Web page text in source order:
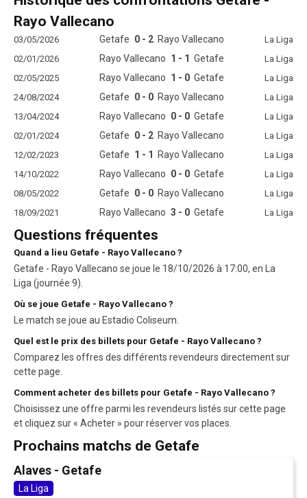
Rayo Vallecano
03/05/2026 Getafe 0 - 2 Rayo Vallecano
La Liga
02/01/2026
Rayo Vallecano 1 - 1 Getafe
La Liga
02/05/2025
Rayo Vallecano 1 - 0 Getafe
La Liga
24/08/2024
Getafe 0 - 0 Rayo Vallecano
La Liga
13/04/2024
Rayo Vallecano 0 - 0 Getafe
La Liga
02/01/2024
Getafe 0 - 2 Rayo Vallecano
La Liga
12/02/2023
Getafe 1 - 1 Rayo Vallecano
La Liga
14/10/2022
Rayo Vallecano 0 - 0 Getafe
La Liga
08/05/2022
Getafe 0 - 0 Rayo Vallecano
La Liga
18/09/2021
Rayo Vallecano 3 - 0 Getafe La Liga
Questions fréquentes
Quand a lieu Getafe - Rayo Vallecano ?
Getafe - Rayo Vallecano se joue le 18/10/2026 à 17:00, en La
Liga (journée 9).
Où se joue Getafe - Rayo Vallecano ?
Le match se joue au Estadio Coliseum.
Quel est le prix des billets pour Getafe - Rayo Vallecano ?
Comparez les offres des différents revendeurs directement sur
cette page.
Comment acheter des billets pour Getafe - Rayo Vallecano ?
Choisissez une offre parmi les revendeurs listés sur cette page
et cliquez sur « Acheter » pour réserver vos places.
Prochains matchs de Getafe
Alaves - Getafe
La Liga